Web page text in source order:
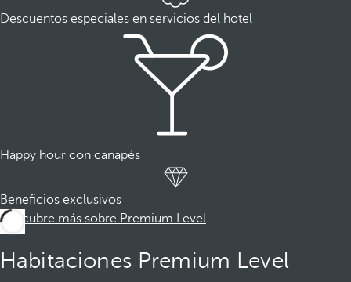
Descuentos especiales en servicios del hotel
Happy hour con canapés
Beneficios exclusivos
Descubre más sobre Premium Level
Habitaciones Premium Level